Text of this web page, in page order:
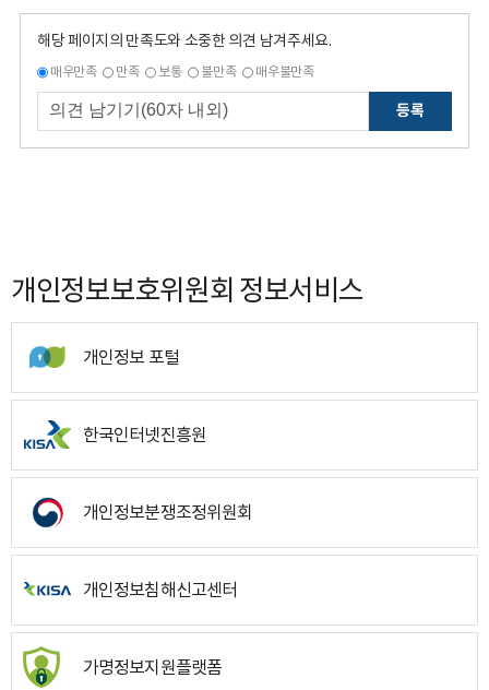
해당 페이지의 만족도와 소중한 의견 남겨주세요.
매우만족 만족 보통 불만족 매우불만족
등록
개인정보보호위원회 정보서비스
개인정보 포털
한국인터넷진흥원
개인정보분쟁조정위원회
개인정보침해신고센터
가명정보지원플랫폼